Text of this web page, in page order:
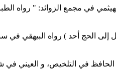
في مجمع الزوائد: " رواه
إلى الحج أحد ) رواه البيهقي